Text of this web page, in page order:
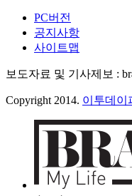
PC버전
공지사항
사이트맵
보도자료 및 기사제보 :
Copyright 2014. 이투데이